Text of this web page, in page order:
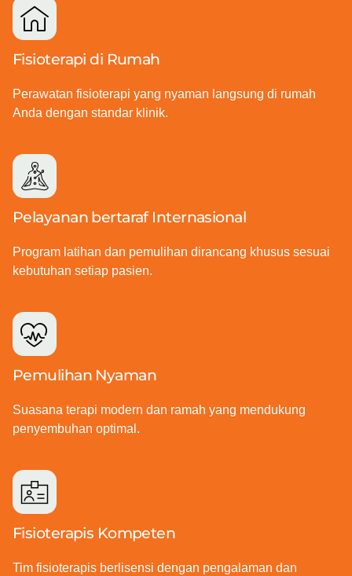
Fisioterapi di Rumah
Perawatan fisioterapi yang nyaman langsung di rumah
Anda dengan standar klinik.
Pelayanan bertaraf Internasional
Program latihan dan pemulihan dirancang khusus sesuai
kebutuhan setiap pasien.
Pemulihan Nyaman
Suasana terapi modern dan ramah yang mendukung
penyembuhan optimal.
Fisioterapis Kompeten
Tim fisioterapis berlisensi dengan pengalaman dan